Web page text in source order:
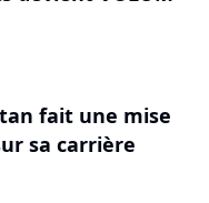
fait une mise
sa carrière